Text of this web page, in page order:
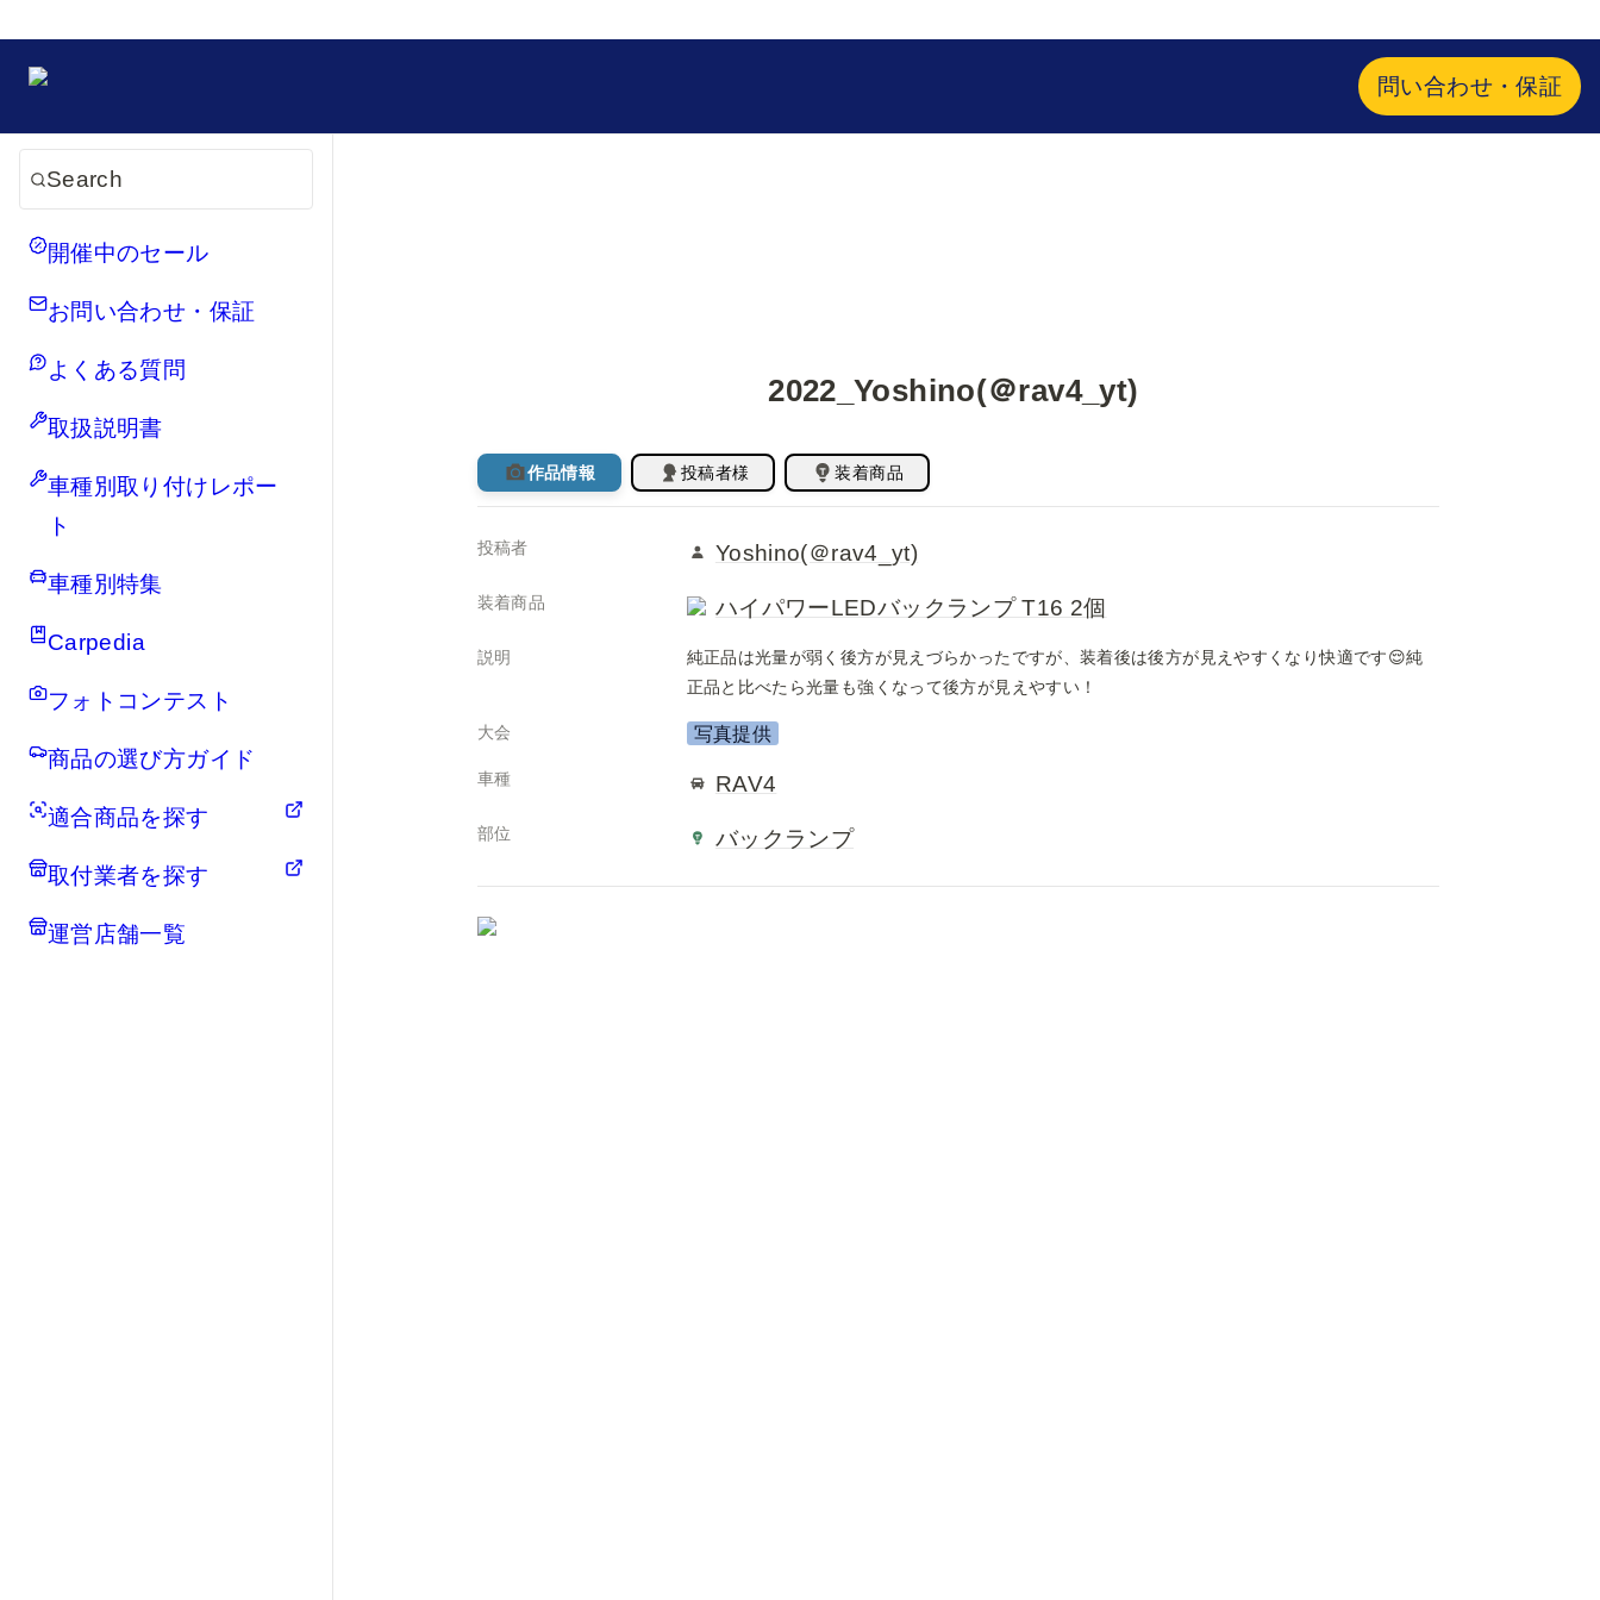
問い合わせ・保証
Search
開催中のセール
お問い合わせ・保証
よくある質問
取扱説明書
車種別取り付けレポー
ト
車種別特集
Carpedia
フォトコンテスト
商品の選び方ガイド
適合商品を探す
取付業者を探す
運営店舗一覧
2022_Yoshino(＠rav4_yt)
作品情報 投稿者様 装着商品
投稿者 Yoshino(＠rav4_yt)
装着商品 ハイパワーLEDバックランプ T16 2個
説明
純正品は光量が弱く後方が見えづらかったですが、装着後は後方が見えやすくなり快適です😌純
正品と比べたら光量も強くなって後方が見えやすい！
大会 写真提供
車種 RAV4
部位 バックランプ